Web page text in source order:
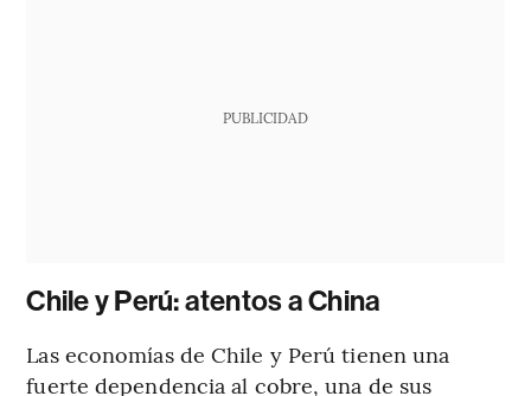
PUBLICIDAD
Chile y Perú: atentos a China
Las economías de Chile y Perú tienen una
fuerte dependencia al cobre, una de sus